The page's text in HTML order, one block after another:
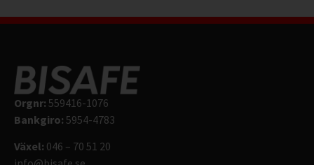
Orgnr: 559416-1076
Bankgiro: 5954-4783
Växel: 046 – 70 51 20